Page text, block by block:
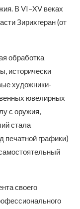
В VI–XV веках
Зирихгеран (от
обработка
исторически
художники-
ювелирных
с оружия,
стала
печатной графики)
своего